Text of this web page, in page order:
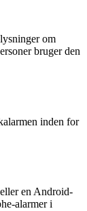
om
bruger den
inden for
en Android-
alarmer i